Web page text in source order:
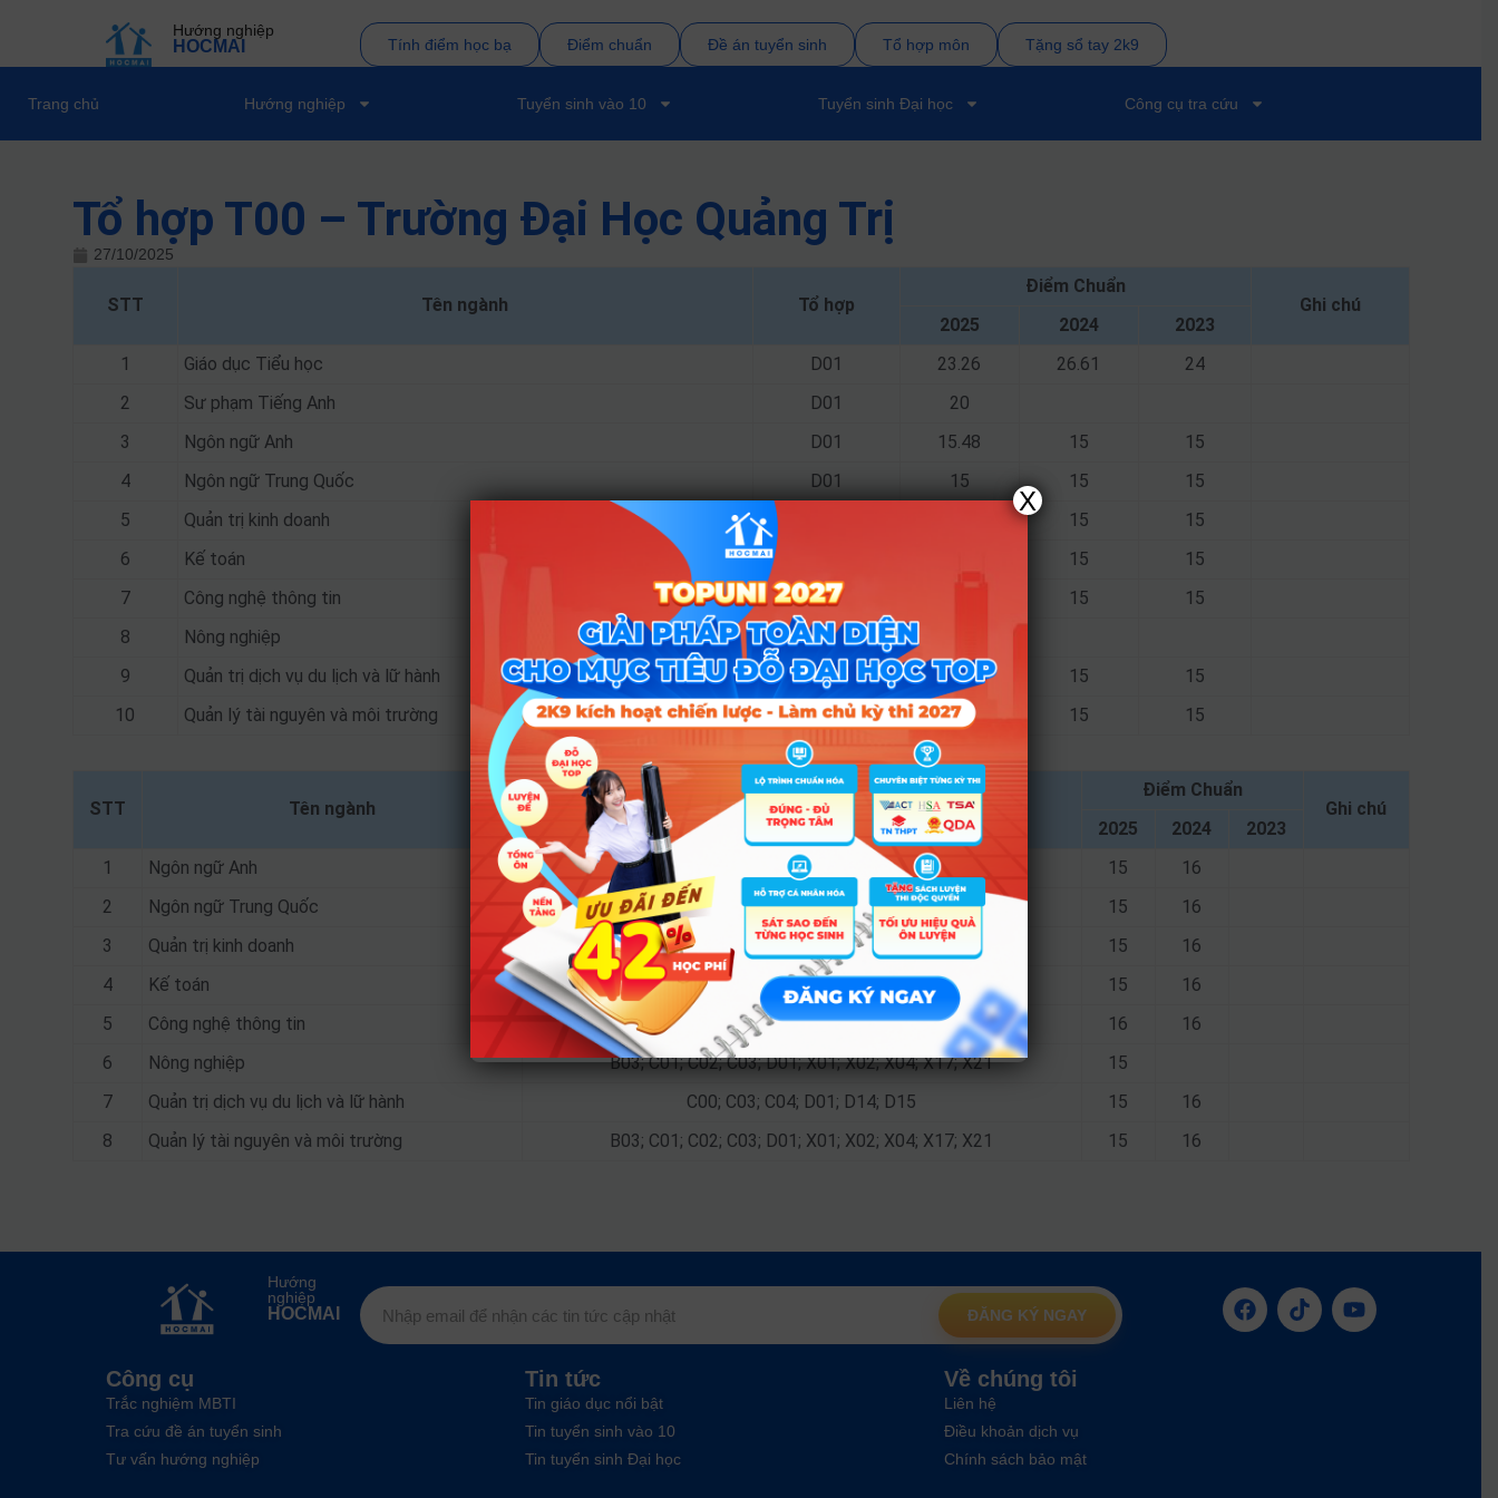
Hướng nghiệp
HOCMAI Tính điểm học bạ Điểm chuẩn Đề án tuyển sinh Tổ hợp môn Tặng sổ tay 2k9
Trang chủ Hướng nghiệp Tuyển sinh vào 10 Tuyển sinh Đại học Công cụ tra cứu
Tổ hợp T00 – Trường Đại Học Quảng Trị
27/10/2025
STT Tên ngành Tổ hợp
Điểm Chuẩn
Ghi chú
2025
2024
2023
1
Giáo dục Tiểu học D01 23.26 26.61
24
2
Sư phạm Tiếng Anh D01
20
3
Ngôn ngữ Anh D01 15.48 15
15
4
Ngôn ngữ Trung Quốc D01 15 15
15
5
Quản trị kinh doanh 15
15
6
Kế toán 15
15
7
Công nghệ thông tin D01 15
15
8
Nông nghiệp D01
9
Quản trị dịch vụ du lịch và lữ hành D01 15 15
15
10
Quản lý tài nguyên và môi trường D01 15 15 15
STT Tên ngành Tổ hợp
Điểm Chuẩn
Ghi chú
2025
2024
2023
1
Ngôn ngữ Anh A01; D01; D09; D10; D14; D15 15
16
2
Ngôn ngữ Trung Quốc D01; D04; D14; D15; D45; D65; D66; X78 15
16
3
Quản trị kinh doanh A01; A03; C03; D01; D10; X01; X25 15
16
4
Kế toán A01; A03; A09; C02; D01; D10; X01 15
16
5
Công nghệ thông tin A00; A01; D01; X02; X06; X10; X22; X26; X75; X79 16
16
6
Nông nghiệp B03; C01; C02; C03; D01; X01; X02; X04; X17; X21
15
7
Quản trị dịch vụ du lịch và lữ hành C00; C03; C04; D01; D14; D15 15
16
8
Quản lý tài nguyên và môi trường B03; C01; C02; C03; D01; X01; X02; X04; X17; X21 15 16
Hướng
nghiệp
HOCMAI ĐĂNG KÝ NGAY
Công cụ
Trắc nghiệm MBTI
Tra cứu đề án tuyển sinh
Tư vấn hướng nghiệp
Tin tức
Tin giáo dục nổi bật
Tin tuyển sinh vào 10
Tin tuyển sinh Đại học
Về chúng tôi
Liên hệ
Điều khoản dịch vụ
Chính sách bảo mật
X